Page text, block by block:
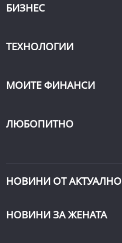
БИЗНЕС
ТЕХНОЛОГИИ
МОИТЕ ФИНАНСИ
ЛЮБОПИТНО
НОВИНИ ОТ АКТУАЛНО
НОВИНИ ЗА ЖЕНАТА